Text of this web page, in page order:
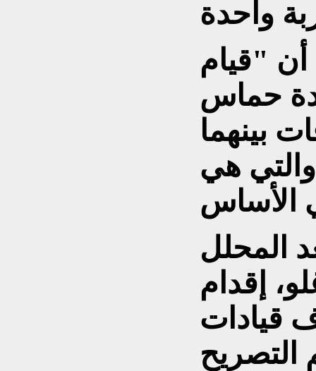
"قيام
حماس
بينهما
هي
المحلل
إقدام
قيادات